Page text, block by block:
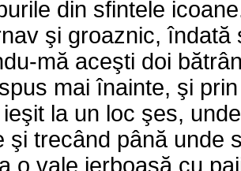
din sfintele
şi groaznic,
mă aceşti doi
mai înainte, şi
la un loc şes,
şi trecând până unde
o vale ierboasă cu